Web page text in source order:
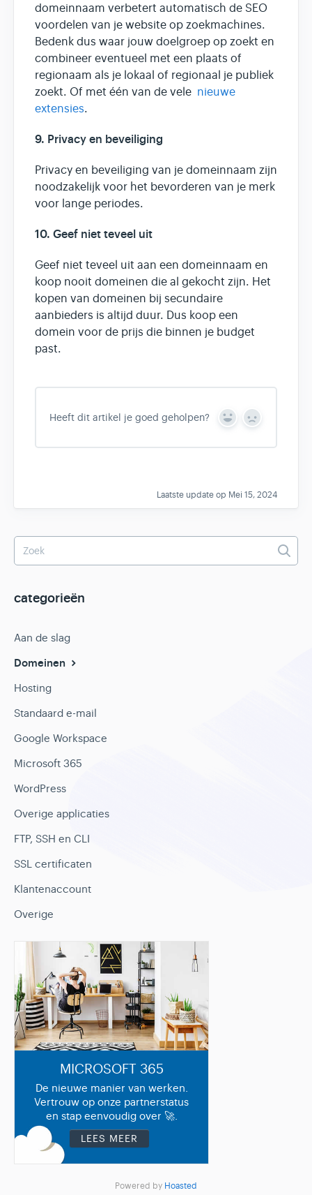
domeinnaam verbetert automatisch de SEO
voordelen van je website op zoekmachines.
Bedenk dus waar jouw doelgroep op zoekt en
combineer eventueel met een plaats of
regionaam als je lokaal of regionaal je publiek
zoekt. Of met één van de vele nieuwe
extensies.
9. Privacy en beveiliging
Privacy en beveiliging van je domeinnaam zijn
noodzakelijk voor het bevorderen van je merk
voor lange periodes.
10. Geef niet teveel uit
Geef niet teveel uit aan een domeinnaam en
koop nooit domeinen die al gekocht zijn. Het
kopen van domeinen bij secundaire
aanbieders is altijd duur. Dus koop een
domein voor de prijs die binnen je budget
past.
Heeft dit artikel je goed geholpen?
Y
s
N
Laatste update op Mei 15, 2024
categorieën
Aan de slag
Domeinen
Hosting
Standaard e-mail
Google Workspace
Microsoft 365
WordPress
Overige applicaties
FTP, SSH en CLI
SSL certificaten
Klantenaccount
Overige
MICROSOFT 365
De nieuwe manier van werken.
Vertrouw op onze partnerstatus
en stap eenvoudig over 🚀.
LEES MEER
Powered by Hoasted